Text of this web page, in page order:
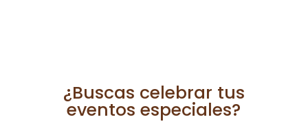
¿Buscas celebrar tus
eventos especiales?